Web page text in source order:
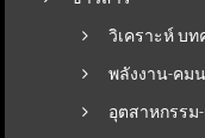
วิเคราะห์ บท
พลังงาน-คม
อุตสาหกรรม-